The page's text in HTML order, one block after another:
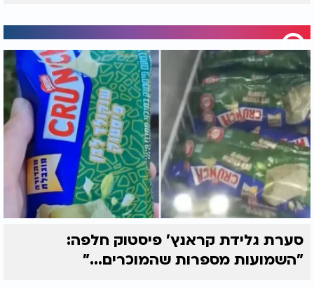
סערת גלידת קראנץ' פיסטוק חלפה:
"השמועות מספרות שהמוכרים..."